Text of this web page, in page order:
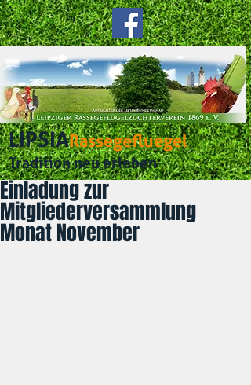
LIPSIARassegefluegel
Tradition neu erleben
Einladung zur
Mitgliederversammlung
Monat November